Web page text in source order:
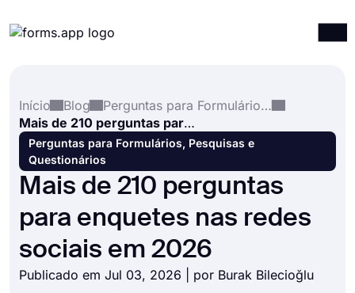
Integrações
Modelos
Recursos
Preços
Início
Blog
Perguntas para Formulários, Pesquisas e Questionários
Mais de 210 perguntas para enquetes nas redes sociais em 2026
Perguntas para Formulários, Pesquisas e
Questionários
Mais de 210 perguntas
para enquetes nas redes
sociais em 2026
Publicado em Jul 03, 2026 | por Burak Bilecioğlu